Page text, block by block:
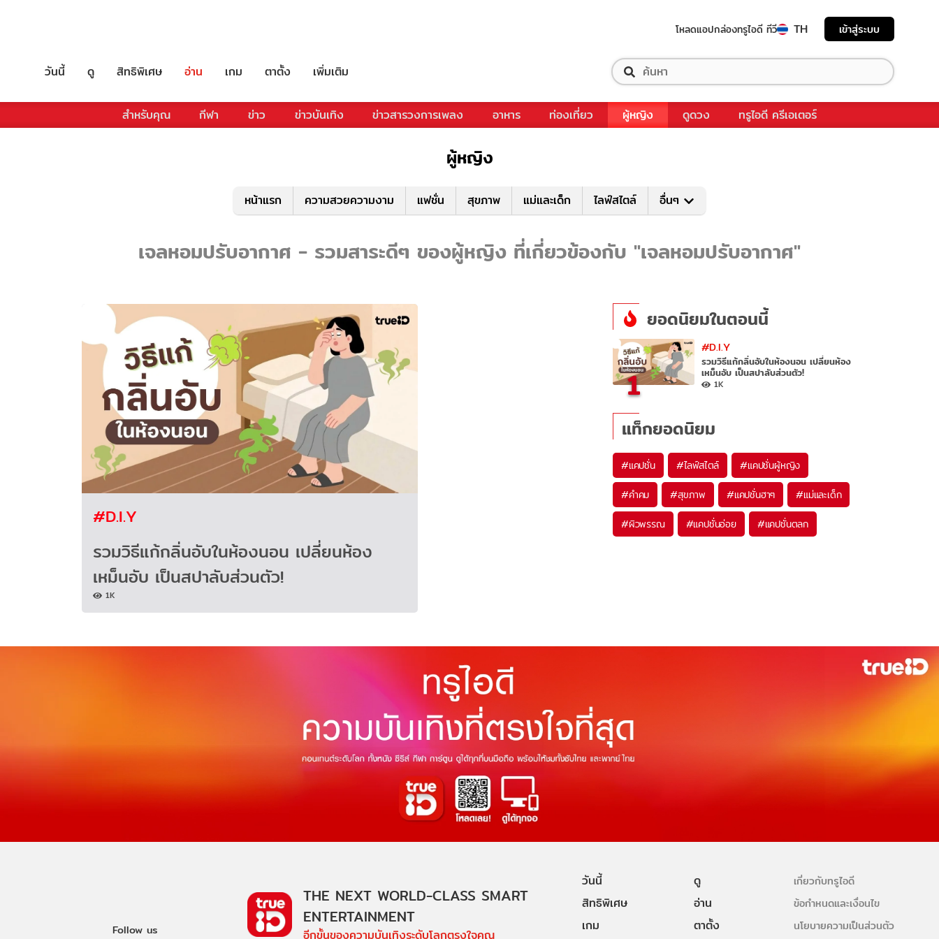
โหลดแอปกล่องทรูไอดี ทีวี TH เข้าสู่ระบบ
วันนี้ ดู สิทธิพิเศษ อ่าน เกม ตาตั้ง เพิ่มเติม
สำหรับคุณ กีฬา ข่าว ข่าวบันเทิง ข่าวสารวงการเพลง อาหาร ท่องเที่ยว ผู้หญิง ดูดวง ทรูไอดี ครีเอเตอร์
ผู้หญิง
หน้าแรก ความสวยความงาม แฟชั่น สุขภาพ แม่และเด็ก ไลฟ์สไตล์ อื่นๆ
เจลหอมปรับอากาศ - รวมสาระดีๆ ของผู้หญิง ที่เกี่ยวข้องกับ "เจลหอมปรับอากาศ"
#D.I.Y
รวมวิธีแก้กลิ่นอับในห้องนอน เปลี่ยนห้อง
เหม็นอับ เป็นสปาลับส่วนตัว!
1K
ยอดนิยมในตอนนี้
1
#D.I.Y
รวมวิธีแก้กลิ่นอับในห้องนอน เปลี่ยนห้อง
เหม็นอับ เป็นสปาลับส่วนตัว!
1K
แท็กยอดนิยม
#แคปชั่น #ไลฟ์สไตล์ #แคปชั่นผู้หญิง
#คำคม #สุขภาพ #แคปชั่นฮาๆ #แม่และเด็ก
#ผิวพรรณ #แคปชั่นอ่อย #แคปชั่นตลก
Follow us
THE NEXT WORLD-CLASS SMART
ENTERTAINMENT
อีกขั้นของความบันเทิงระดับโลกตรงใจคุณ
วันนี้
ดู
สิทธิพิเศษ
อ่าน
เกม
ตาตั้ง
เกี่ยวกับทรูไอดี
ข้อกำหนดและเงื่อนไข
นโยบายความเป็นส่วนตัว